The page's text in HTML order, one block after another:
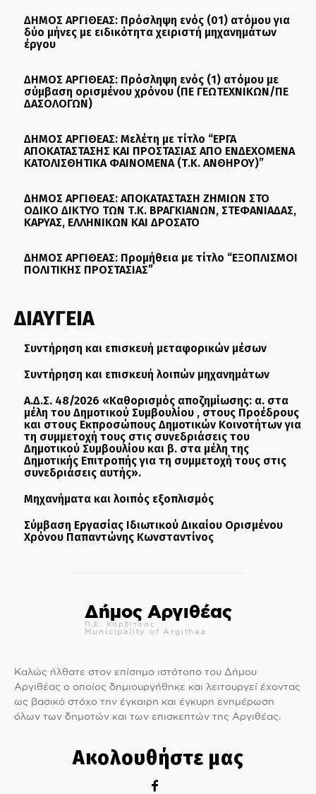
ΔΗΜΟΣ ΑΡΓΙΘΕΑΣ: Πρόσληψη ενός (01) ατόμου για
δύο μήνες με ειδικότητα χειριστή μηχανημάτων
έργου
ΔΗΜΟΣ ΑΡΓΙΘΕΑΣ: Πρόσληψη ενός (1) ατόμου με
σύμβαση ορισμένου χρόνου (ΠΕ ΓΕΩΤΕΧΝΙΚΩΝ/ΠΕ
ΔΑΣΟΛΟΓΩΝ)
ΔΗΜΟΣ ΑΡΓΙΘΕΑΣ: Μελέτη με τίτλο “ΕΡΓΑ
ΑΠΟΚΑΤΑΣΤΑΣΗΣ ΚΑΙ ΠΡΟΣΤΑΣΙΑΣ ΑΠΟ ΕΝΔΕΧΟΜΕΝΑ
ΚΑΤΟΛΙΣΘΗΤΙΚΑ ΦΑΙΝΟΜΕΝΑ (Τ.Κ. ΑΝΘΗΡΟΥ)”
ΔΗΜΟΣ ΑΡΓΙΘΕΑΣ: ΑΠΟΚΑΤΑΣΤΑΣΗ ΖΗΜΙΩΝ ΣΤΟ
ΟΔΙΚΟ ΔΙΚΤΥΟ ΤΩΝ Τ.Κ. ΒΡΑΓΚΙΑΝΩΝ, ΣΤΕΦΑΝΙΑΔΑΣ,
ΚΑΡΥΑΣ, ΕΛΛΗΝΙΚΩΝ ΚΑΙ ΔΡΟΣΑΤΟ
ΔΗΜΟΣ ΑΡΓΙΘΕΑΣ: Προμήθεια με τίτλο “ΕΞΟΠΛΙΣΜΟΙ
ΠΟΛΙΤΙΚΗΣ ΠΡΟΣΤΑΣΙΑΣ”
ΔΙΑΥΓΕΙΑ
Συντήρηση και επισκευή μεταφορικών μέσων
Συντήρηση και επισκευή λοιπών μηχανημάτων
Α.Δ.Σ. 48/2026 «Καθορισμός αποζημίωσης: α. στα
μέλη του Δημοτικού Συμβουλίου , στους Προέδρους
και στους Εκπροσώπους Δημοτικών Κοινοτήτων για
τη συμμετοχή τους στις συνεδριάσεις του
Δημοτικού Συμβουλίου και β. στα μέλη της
Δημοτικής Επιτροπής για τη συμμετοχή τους στις
συνεδριάσεις αυτής».
Μηχανήματα και λοιπός εξοπλισμός
Σύμβαση Εργασίας Ιδιωτικού Δικαίου Ορισμένου
Χρόνου Παπαντώνης Κωνσταντίνος
Δήμος Αργιθέας
Π.Ε. Καρδίτσας
Municipality of Argithea
Καλώς ήλθατε στον επίσημο ιστότοπο του Δήμου
Αργιθέας ο οποίος δημιουργήθηκε και λειτουργεί έχοντας
ως βασικό στόχο την έγκαιρη και έγκυρη ενημέρωση
όλων των δημοτών και των επισκεπτών της Αργιθέας.
Ακολουθήστε μας